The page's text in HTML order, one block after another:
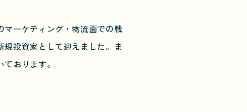
ーケティング・物流面での戦
投資家として迎えました。ま
おります。